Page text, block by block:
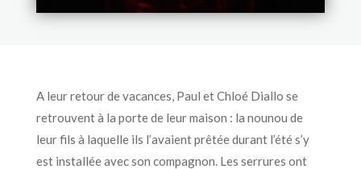
A leur retour de vacances, Paul et Chloé Diallo se
retrouvent à la porte de leur maison : la nounou de
leur fils à laquelle ils l’avaient prêtée durant l’été s’y
est installée avec son compagnon. Les serrures ont